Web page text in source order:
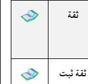
ثقة
ثقة ثبت